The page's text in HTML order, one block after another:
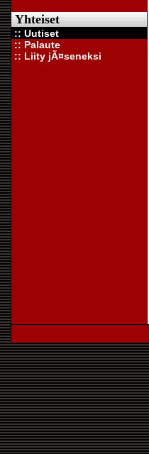
Yhteiset
:: Uutiset
:: Palaute
:: Liity jÃ¤seneksi